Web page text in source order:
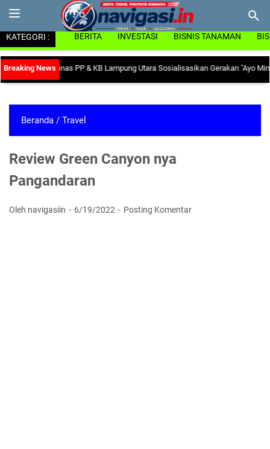
KATEGORI : BERITA INVESTASI BISNIS TANAMAN
Dinas PP & KB Lampung Utara Sosialisasikan Gerakan "Ayo Minum
Beranda / Travel
Review Green Canyon nya
Pangandaran
Oleh navigasiin 6/19/2022 Posting Komentar